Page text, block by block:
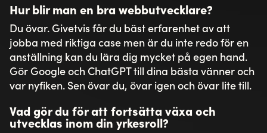
Hur blir man en bra webbutvecklare?
Du övar. Givetvis får du bäst erfarenhet av att
jobba med riktiga case men är du inte redo för en
anställning kan du lära dig mycket på egen hand.
Gör Google och ChatGPT till dina bästa vänner och
var nyfiken. Sen övar du, övar igen och övar lite till.
Vad gör du för att fortsätta växa och
utvecklas inom din yrkesroll?